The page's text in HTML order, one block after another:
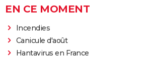
EN CE MOMENT
Incendies
Canicule d'août
Hantavirus en France